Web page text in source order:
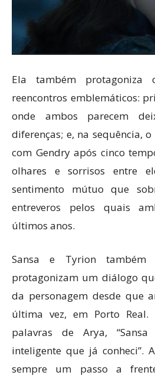
Ela também protagoniza
reencontros emblemáticos:
onde ambos parecem
diferenças; e, na sequência,
com Gendry após cinco
olhares e sorrisos entre
sentimento mútuo que
entreveros pelos quais
últimos anos.
Sansa e Tyrion também
protagonizam um diálogo
da personagem desde que
última vez, em Porto Real.
palavras de Arya,
inteligente que já conheci”.
sempre um passo a